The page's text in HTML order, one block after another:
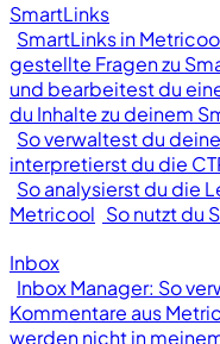
SmartLinks
SmartLinks in
gestellte Fragen zu
und bearbeitest du
du Inhalte zu deinem
So verwaltest du
interpretierst du die
So analysierst du die
Metricool So nutzt du
Inbox
Inbox Manager: So
Kommentare aus
werden nicht in